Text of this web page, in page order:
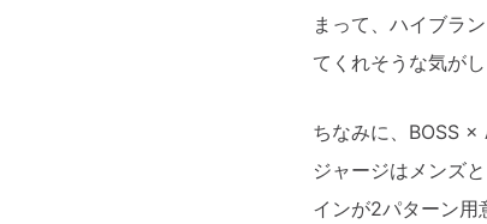
まって、ハイブラ
てくれそうな気がし
ちなみに、BOSS ×
ジャージはメンズ
インが2パターン用